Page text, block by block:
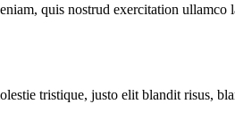
quis nostrud exercitation ullamco
tristique, justo elit blandit risus,